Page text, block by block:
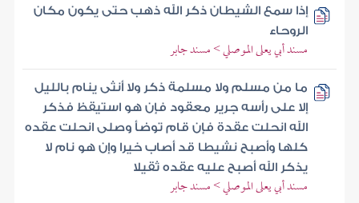
إذا سمع الشيطان ذكر الله ذهب حتى يكون مكان
الروحاء
مسند أبي يعلى الموصلي > مسند جابر
ما من مسلم ولا مسلمة ذكر ولا أنثى ينام بالليل
إلا على رأسه جرير معقود فإن هو استيقظ فذكر
الله انحلت عقدة فإن قام توضأ وصلى انحلت عقده
كلها وأصبح نشيطا قد أصاب خيرا وإن هو نام لا
يذكر الله أصبح عليه عقده ثقيلا
مسند أبي يعلى الموصلي > مسند جابر